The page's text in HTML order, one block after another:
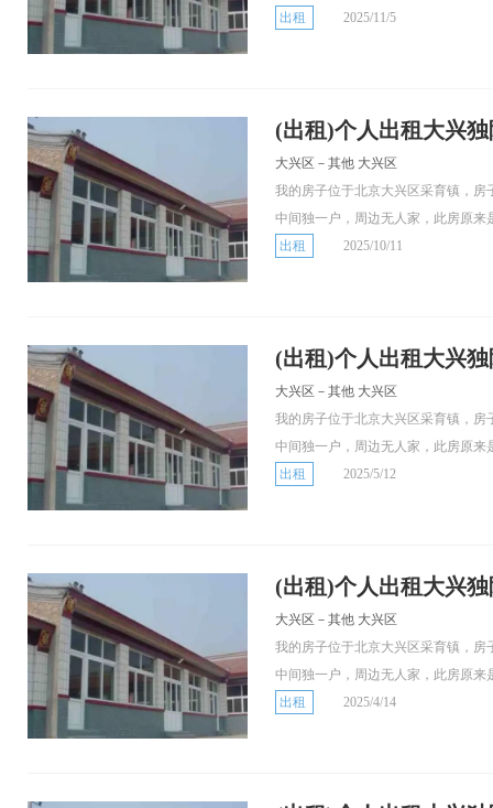
出租
2025/11/5
(出租)个人出租大兴
大兴区－其他 大兴区
我的房子位于北京大兴区采育镇，
中间独一户，周边无人家，此房原来
出租
2025/10/11
(出租)个人出租大兴
大兴区－其他 大兴区
我的房子位于北京大兴区采育镇，
中间独一户，周边无人家，此房原来
出租
2025/5/12
(出租)个人出租大兴
大兴区－其他 大兴区
我的房子位于北京大兴区采育镇，
中间独一户，周边无人家，此房原来
出租
2025/4/14